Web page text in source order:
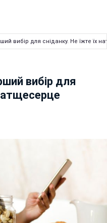
вибір для сніданку. Не їжте їх
вибір для